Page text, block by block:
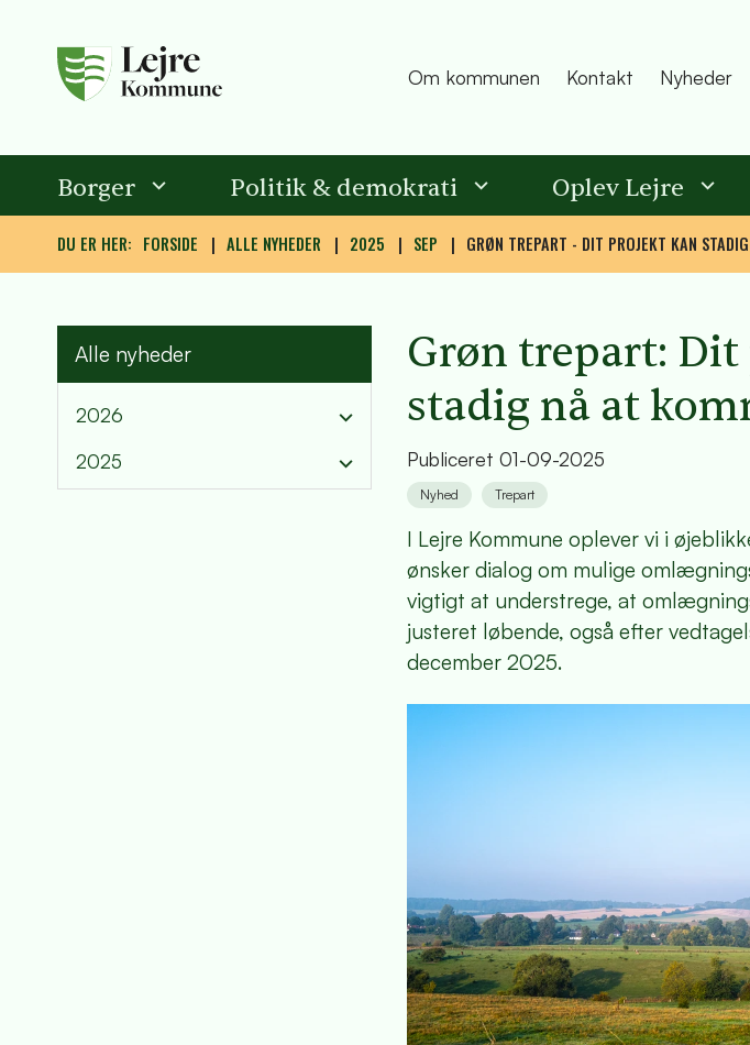
Om kommunen Kontakt Nyheder
Borger Politik & demokrati Oplev Lejre
DU ER HER: FORSIDE ALLE NYHEDER 2025 SEP GRØN TREPART - DIT PROJEKT KAN
Alle nyheder
2026
2025
Grøn trepart:
stadig nå at
Publiceret 01-09-2025
Nyhed Trepart
I Lejre Kommune oplever vi i
ønsker dialog om mulige
vigtigt at understrege, at
justeret løbende, også efter
december 2025.